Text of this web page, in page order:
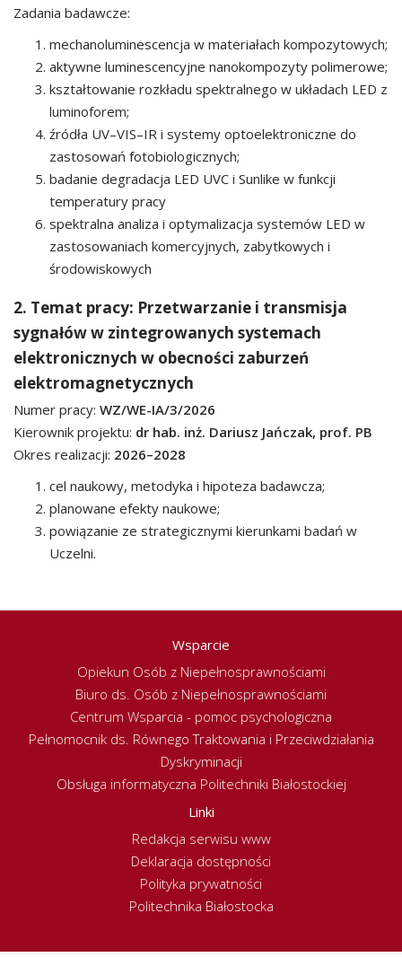
Zadania badawcze:
mechanoluminescencja w materiałach kompozytowych;
aktywne luminescencyjne nanokompozyty polimerowe;
kształtowanie rozkładu spektralnego w układach LED z
luminoforem;
źródła UV–VIS–IR i systemy optoelektroniczne do
zastosowań fotobiologicznych;
badanie degradacja LED UVC i Sunlike w funkcji
temperatury pracy
spektralna analiza i optymalizacja systemów LED w
zastosowaniach komercyjnych, zabytkowych i
środowiskowych
2. Temat pracy: Przetwarzanie i transmisja
sygnałów w zintegrowanych systemach
elektronicznych w obecności zaburzeń
elektromagnetycznych
Numer pracy: WZ/WE-IA/3/2026
Kierownik projektu: dr hab. inż. Dariusz Jańczak, prof. PB
Okres realizacji: 2026–2028
cel naukowy, metodyka i hipoteza badawcza;
planowane efekty naukowe;
powiązanie ze strategicznymi kierunkami badań w
Uczelni.
Wsparcie
Opiekun Osób z Niepełnosprawnościami
Biuro ds. Osób z Niepełnosprawnościami
Centrum Wsparcia - pomoc psychologiczna
Pełnomocnik ds. Równego Traktowania i Przeciwdziałania
Dyskryminacji
Obsługa informatyczna Politechniki Białostockiej
Linki
Redakcja serwisu www
Deklaracja dostępności
Polityka prywatności
Politechnika Białostocka